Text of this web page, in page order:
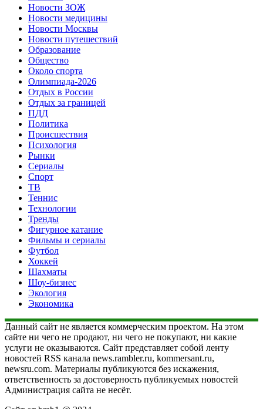
Новости ЗОЖ
Новости медицины
Новости Москвы
Новости путешествий
Образование
Общество
Около спорта
Олимпиада-2026
Отдых в России
Отдых за границей
ПДД
Политика
Происшествия
Психология
Рынки
Сериалы
Спорт
ТВ
Теннис
Технологии
Тренды
Фигурное катание
Фильмы и сериалы
Футбол
Хоккей
Шахматы
Шоу-бизнес
Экология
Экономика
Данный сайт не является коммерческим проектом. На этом
сайте ни чего не продают, ни чего не покупают, ни какие
услуги не оказываются. Сайт представляет собой ленту
новостей RSS канала news.rambler.ru, kommersant.ru,
newsru.com. Материалы публикуются без искажения,
ответственность за достоверность публикуемых новостей
Администрация сайта не несёт.